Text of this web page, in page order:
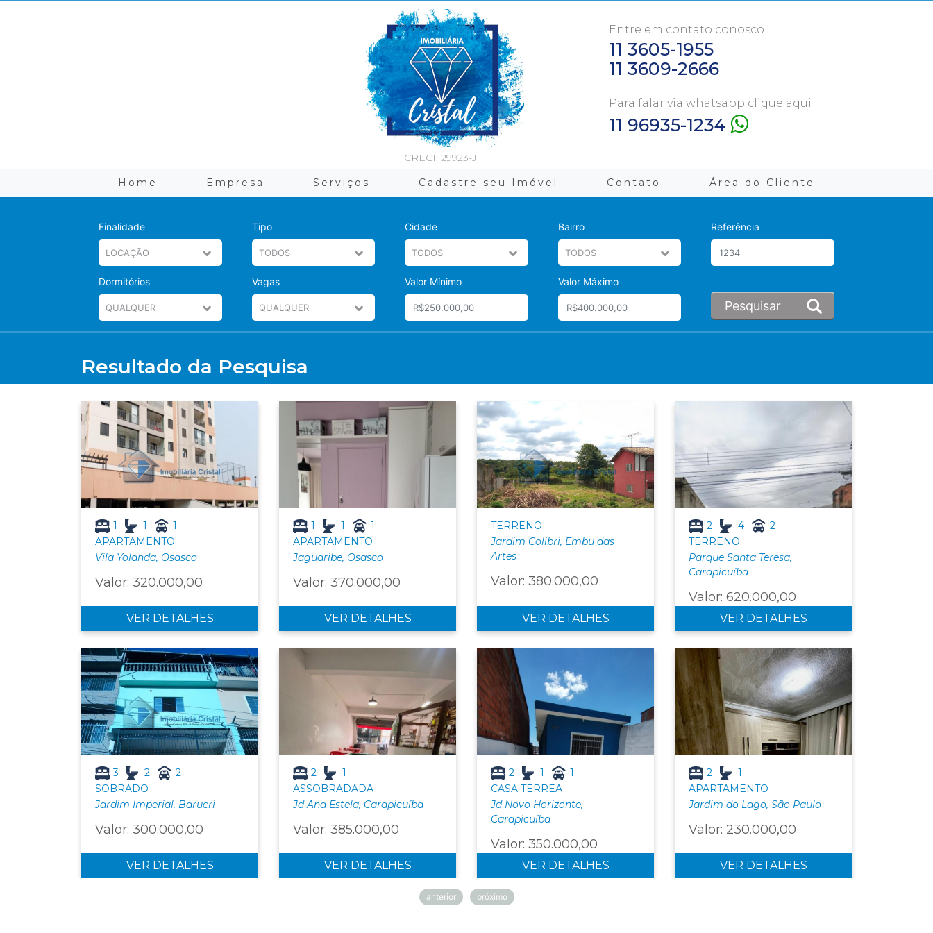
CRECI: 29923-J
Entre em contato conosco
11 3605-1955
11 3609-2666
Para falar via whatsapp clique aqui
11 96935-1234
Home Empresa Serviços Cadastre seu Imóvel Contato Área do Cliente
Finalidade Tipo Cidade Bairro Referência
Dormitórios Vagas Valor Mínimo Valor Máximo
Resultado da Pesquisa
1 1
1
APARTAMENTO
Vila Yolanda, Osasco
Valor: 320.000,00
VER DETALHES
1 1
1
APARTAMENTO
Jaguaribe, Osasco
Valor: 370.000,00
VER DETALHES
TERRENO
Jardim Colibri, Embu das
Artes
Valor: 380.000,00
VER DETALHES
2 4
2
TERRENO
Parque Santa Teresa,
Carapicuíba
Valor: 620.000,00
VER DETALHES
3 2
2
SOBRADO
Jardim Imperial, Barueri
Valor: 300.000,00
VER DETALHES
2
1
ASSOBRADADA
Jd Ana Estela, Carapicuíba
Valor: 385.000,00
VER DETALHES
2 1
1
CASA TERREA
Jd Novo Horizonte,
Carapicuíba
Valor: 350.000,00
VER DETALHES
2
1
APARTAMENTO
Jardim do Lago, São Paulo
Valor: 230.000,00
VER DETALHES
anterior próximo